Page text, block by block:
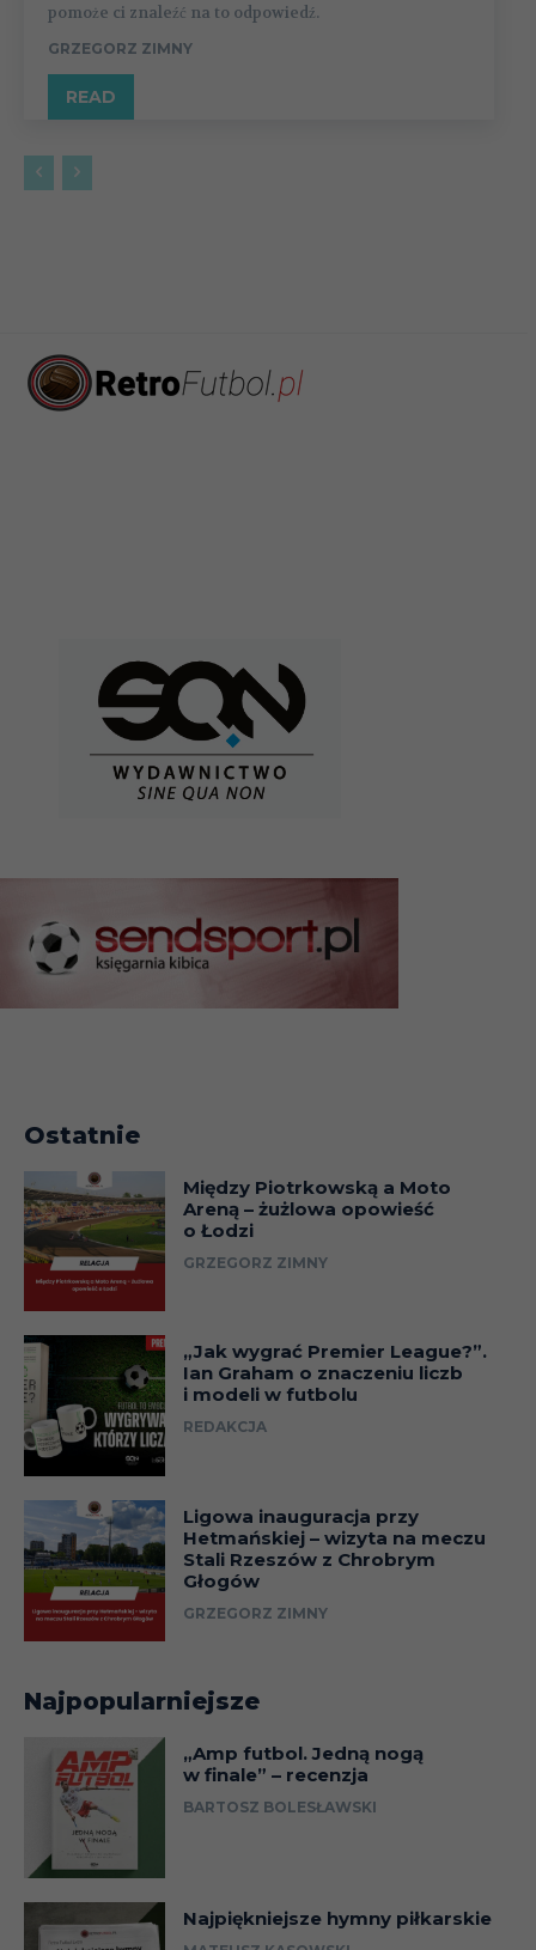
pomoże ci znaleźć na to odpowiedź.
GRZEGORZ ZIMNY
READ
Ostatnie
Między Piotrkowską a Moto
Areną – żużlowa opowieść
o Łodzi
GRZEGORZ ZIMNY
„Jak wygrać Premier League?”.
Ian Graham o znaczeniu liczb
i modeli w futbolu
REDAKCJA
Ligowa inauguracja przy
Hetmańskiej – wizyta na meczu
Stali Rzeszów z Chrobrym
Głogów
GRZEGORZ ZIMNY
Najpopularniejsze
„Amp futbol. Jedną nogą
w finale” – recenzja
BARTOSZ BOLESŁAWSKI
Najpiękniejsze hymny piłkarskie